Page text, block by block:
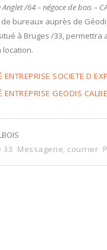
Anglet /64 – négoce de bois –
de bureaux auprès de
à Bruges /33,
location.
SOCIETE D
GEODIS
33 Messagerie, courrier